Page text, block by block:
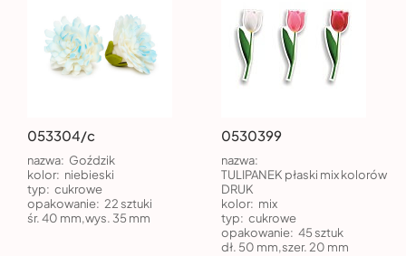
053304/c
nazwa: Goździk
kolor: niebieski
typ: cukrowe
opakowanie: 22 sztuki
śr. 40 mm,wys. 35 mm
0530399
nazwa:
TULIPANEK płaski mix kolorów
DRUK
kolor: mix
typ: cukrowe
opakowanie: 45 sztuk
dł. 50 mm,szer. 20 mm